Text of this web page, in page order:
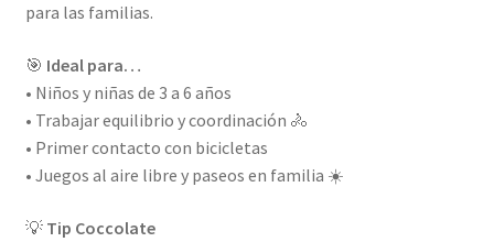
para las familias.
🎯 Ideal para…
• Niños y niñas de 3 a 6 años
• Trabajar equilibrio y coordinación 🚴
• Primer contacto con bicicletas
• Juegos al aire libre y paseos en familia ☀️
💡 Tip Coccolate